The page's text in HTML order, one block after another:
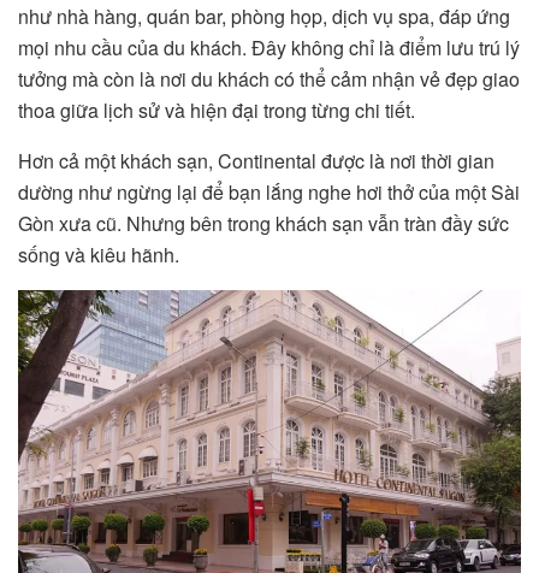
như nhà hàng, quán bar, phòng họp, dịch vụ spa, đáp ứng
mọi nhu cầu của du khách. Đây không chỉ là điểm lưu trú lý
tưởng mà còn là nơi du khách có thể cảm nhận vẻ đẹp giao
thoa giữa lịch sử và hiện đại trong từng chi tiết.
Hơn cả một khách sạn, Continental được là nơi thời gian
dường như ngừng lại để bạn lắng nghe hơi thở của một Sài
Gòn xưa cũ. Nhưng bên trong khách sạn vẫn tràn đầy sức
sống và kiêu hãnh.